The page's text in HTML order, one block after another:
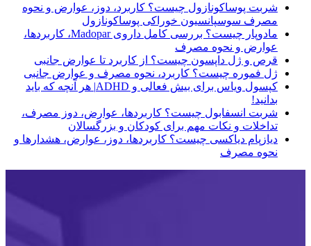
شربت پوساکونازول چیست؟ کاربرد، دوز، عوارض و نحوه
مصرف سوسپانسیون خوراکی پوساکونازول
مادوپار چیست؟ بررسی کامل داروی Madopar، کاربردها،
عوارض و نحوه مصرف
قرص و ژل داپسون چیست؟ از کاربرد تا عوارض جانبی
ژل فموره چیست؟ کاربرد، نحوه مصرف و عوارض جانبی
کپسول ویاس برای بیش فعالی و ADHD| هر آنچه که باید
بدانید!
شربت انسفابول چیست؟ کاربردها، عوارض، دوز مصرف،
تداخلات و نکات مهم برای کودکان و بزرگسالان
دیازپام دیاکسی چیست؟ کاربردها، دوز، عوارض، هشدارها و
نحوه مصرف